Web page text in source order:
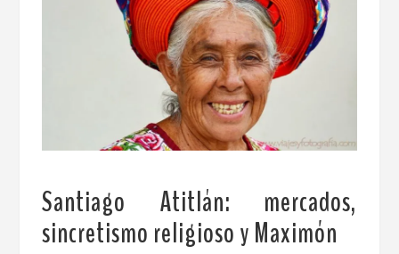
Santiago Atitlán: mercados,
sincretismo religioso y Maximón